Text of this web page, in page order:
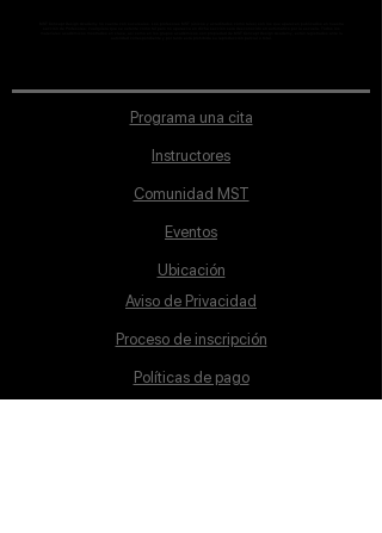
Programa una cita
Instructores
Comunidad MST
Eventos
Ubicación
Aviso de Privacidad
Proceso de inscripción
Políticas de pago